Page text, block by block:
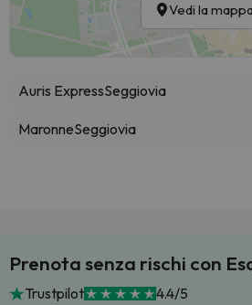
Vedi la
Auris ExpressSeggiovia
MaronneSeggiovia
Prenota senza rischi con
Trustpilot 4.4/5